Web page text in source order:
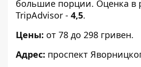
большие порции. Оценка в
TripAdvisor - 4,5.
Цены: от 78 до 298 гривен.
Адрес: проспект